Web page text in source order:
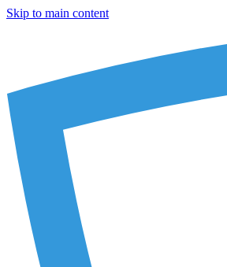
Skip to main content